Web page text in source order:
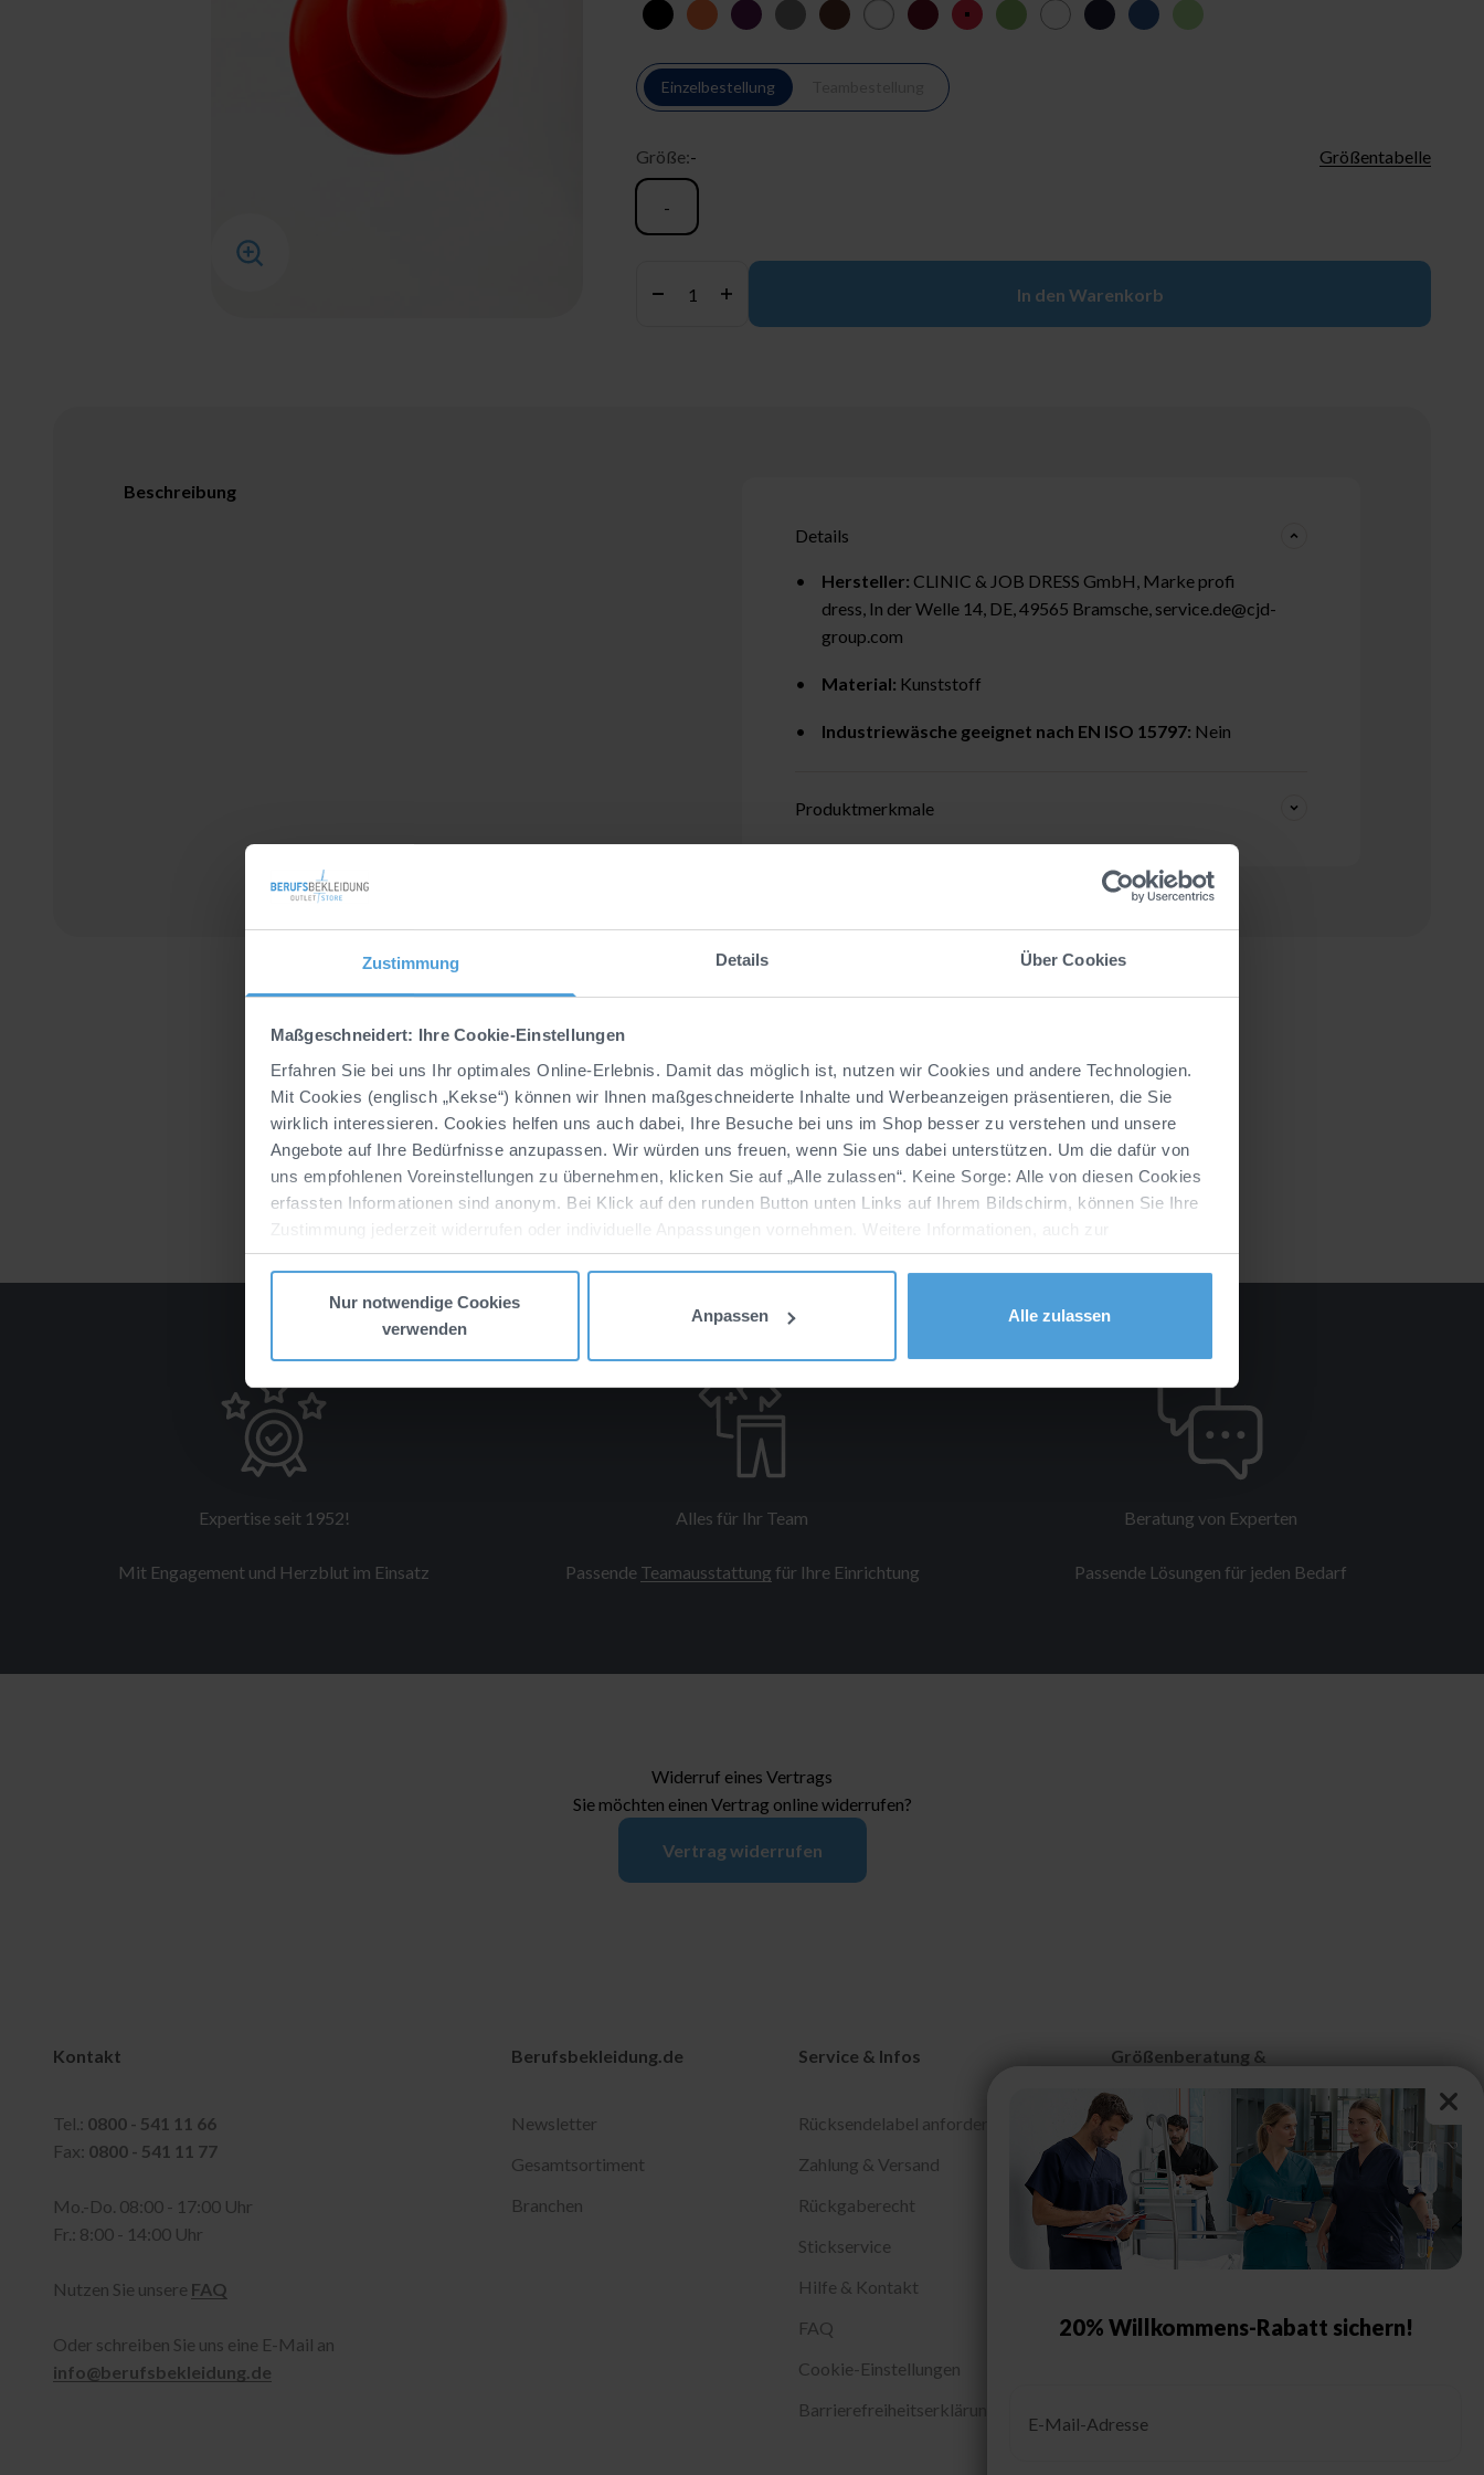
Zustimmung Details Über Cookies
Maßgeschneidert: Ihre Cookie-Einstellungen
Erfahren Sie bei uns Ihr optimales Online-Erlebnis. Damit das möglich ist, nutzen wir Cookies und andere Technologien.
Mit Cookies (englisch „Kekse“) können wir Ihnen maßgeschneiderte Inhalte und Werbeanzeigen präsentieren, die Sie
wirklich interessieren. Cookies helfen uns auch dabei, Ihre Besuche bei uns im Shop besser zu verstehen und unsere
Angebote auf Ihre Bedürfnisse anzupassen. Wir würden uns freuen, wenn Sie uns dabei unterstützen. Um die dafür von
uns empfohlenen Voreinstellungen zu übernehmen, klicken Sie auf „Alle zulassen“. Keine Sorge: Alle von diesen Cookies
erfassten Informationen sind anonym. Bei Klick auf den runden Button unten Links auf Ihrem Bildschirm, können Sie Ihre
Zustimmung jederzeit widerrufen oder individuelle Anpassungen vornehmen. Weitere Informationen, auch zur
Datenverarbeitung durch unsere Marketingpartner, haben wir für Sie in unsererDatenschutzerklärungzusammengestellt.
Nur notwendige Cookies
verwenden
Anpassen Alle zulassen
schwarzorangepflaumegrau braunweiß bordeaux
rot grün schwarz/weiß
marineroyalblauapfelgrün
Einzelbestellung
Größe:- Größentabelle
-
In den Warenkorb
Beschreibung
Details
Hersteller: CLINIC & JOB DRESS GmbH, Marke profi
dress, In der Welle 14, DE, 49565 Bramsche, service.de@cjd-
group.com
Material: Kunststoff
Industriewäsche geeignet nach EN ISO 15797: Nein
Produktmerkmale
Expertise seit 1952!
Mit Engagement und Herzblut im Einsatz
Alles für Ihr Team
Passende Teamausstattung für Ihre Einrichtung
Beratung von Experten
Passende Lösungen für jeden Bedarf
Widerruf eines Vertrags
Sie möchten einen Vertrag online widerrufen?
Vertrag widerrufen
Kontakt
Tel.: 0800 - 541 11 66
Fax: 0800 - 541 11 77
Mo.-Do. 08:00 - 17:00 Uhr
Fr.: 8:00 - 14:00 Uhr
Nutzen Sie unsere FAQ
Oder schreiben Sie uns eine E-Mail an
info@berufsbekleidung.de
Berufsbekleidung.de
Newsletter
Gesamtsortiment
Branchen
Service & Infos
Rücksendelabel anfordern
Zahlung & Versand
Rückgaberecht
Stickservice
Hilfe & Kontakt
FAQ
Cookie-Einstellungen
Barrierefreiheitserklärung
Größenberatung &
Pflegehinweise
Größentabelle Damen
Größentabelle Herren
Größentabelle Schuhe
Schutzklassen & Kennzeichnungen
Pflegehinweise
20% Willkommens-Rabatt sichern!